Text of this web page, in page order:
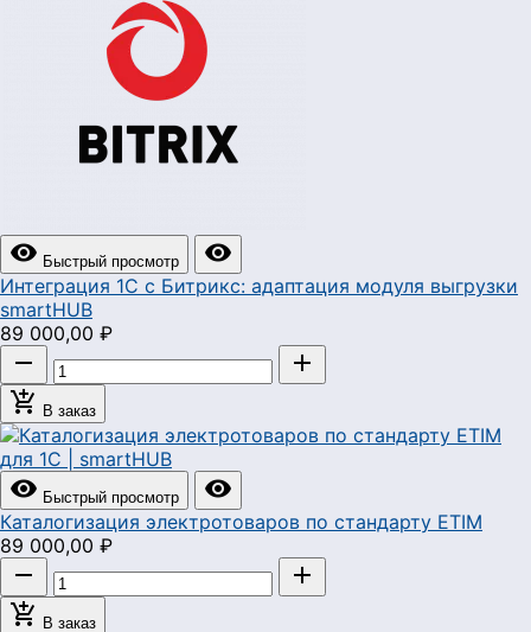
 Быстрый просмотр 
Интеграция 1С с Битрикс: адаптация модуля выгрузки
smartHUB
89 000,00 ₽


 В заказ
 Быстрый просмотр 
Каталогизация электротоваров по стандарту ETIM
89 000,00 ₽


 В заказ